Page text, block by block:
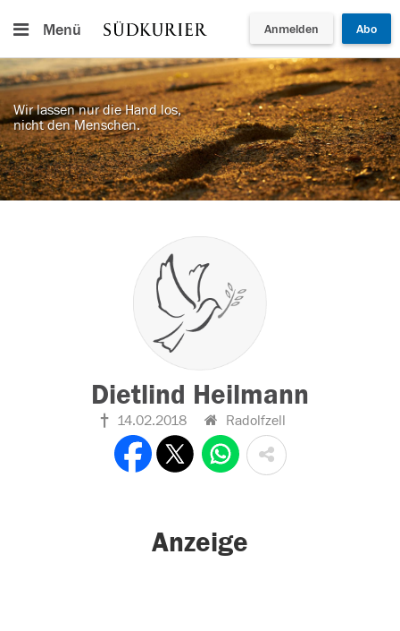
Menü Anmelden Abo
Wir lassen nur die Hand los,
nicht den Menschen.
Dietlind Heilmann
14.02.2018 Radolfzell
Anzeige